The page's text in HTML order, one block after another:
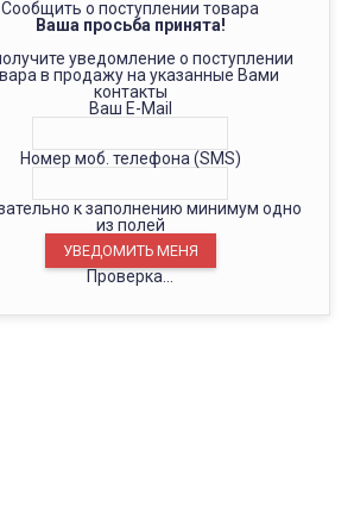
Сообщить о поступлении товара
Ваша просьба принята!
уведомление о поступлении
в продажу на указанные Вами
контакты
Ваш E-Mail
Номер моб. телефона (SMS)
к заполнению минимум одно
из полей
Проверка...